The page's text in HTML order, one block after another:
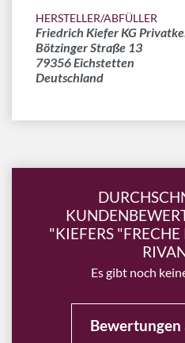
HERSTELLER/ABFÜLLER
Friedrich Kiefer KG
Bötzinger Straße 13
79356 Eichstetten
Deutschland
"KIEFERS
Es gibt noch
Bewertungen